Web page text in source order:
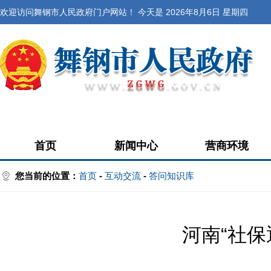
欢迎访问舞钢市人民政府门户网站！ 今天是 2026年8月6日 星期四
首页 新闻中心 营商环境
您当前的位置： 首页 - 互动交流 - 答问知识库
河南“社